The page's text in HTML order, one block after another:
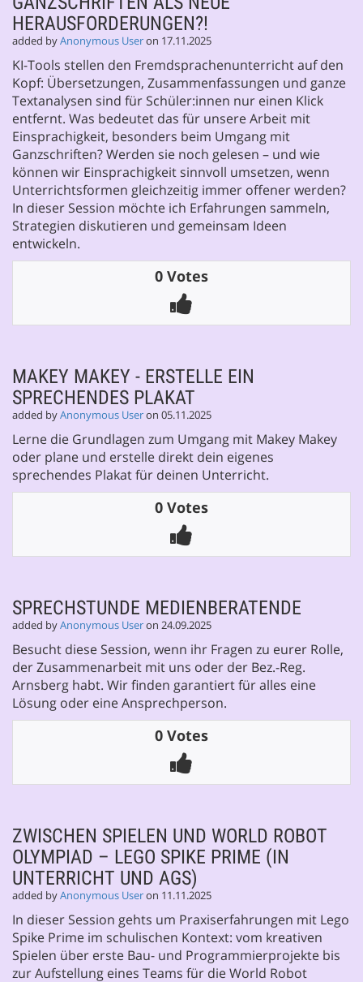
HERAUSFORDERUNGEN?!
added byAnonymous Useron 17.11.2025
KI-Tools stellen den Fremdsprachenunterricht auf den
Kopf: Übersetzungen, Zusammenfassungen und ganze
Textanalysen sind für Schüler:innen nur einen Klick
entfernt. Was bedeutet das für unsere Arbeit mit
Einsprachigkeit, besonders beim Umgang mit
Ganzschriften? Werden sie noch gelesen – und wie
können wir Einsprachigkeit sinnvoll umsetzen, wenn
Unterrichtsformen gleichzeitig immer offener werden?
In dieser Session möchte ich Erfahrungen sammeln,
Strategien diskutieren und gemeinsam Ideen
entwickeln.
0 Votes
MAKEY MAKEY - ERSTELLE EIN
SPRECHENDES PLAKAT
added byAnonymous Useron 05.11.2025
Lerne die Grundlagen zum Umgang mit Makey Makey
oder plane und erstelle direkt dein eigenes
sprechendes Plakat für deinen Unterricht.
0 Votes
SPRECHSTUNDE MEDIENBERATENDE
added byAnonymous Useron 24.09.2025
Besucht diese Session, wenn ihr Fragen zu eurer Rolle,
der Zusammenarbeit mit uns oder der Bez.-Reg.
Arnsberg habt. Wir finden garantiert für alles eine
Lösung oder eine Ansprechperson.
0 Votes
ZWISCHEN SPIELEN UND WORLD ROBOT
OLYMPIAD – LEGO SPIKE PRIME (IN
UNTERRICHT UND AGS)
added byAnonymous Useron 11.11.2025
In dieser Session gehts um Praxiserfahrungen mit Lego
Spike Prime im schulischen Kontext: vom kreativen
Spielen über erste Bau- und Programmierprojekte bis
zur Aufstellung eines Teams für die World Robot